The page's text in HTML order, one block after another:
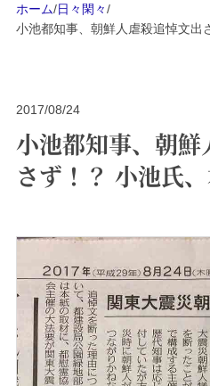
ホーム/日々閑々/
小池都知事、朝鮮人虐殺追悼文出
2017/08/24
小池都知事、朝鮮
さず！？ 小池氏、